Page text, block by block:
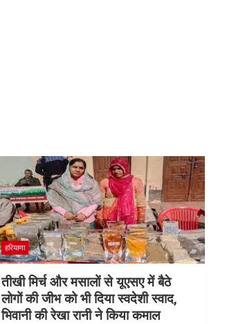
हरियाणा
तीखी मिर्च और मसालों से यूएसए में बैठे
लोगों की जीभ को भी दिया स्वदेशी स्वाद,
भिवानी की रेखा रानी ने किया कमाल